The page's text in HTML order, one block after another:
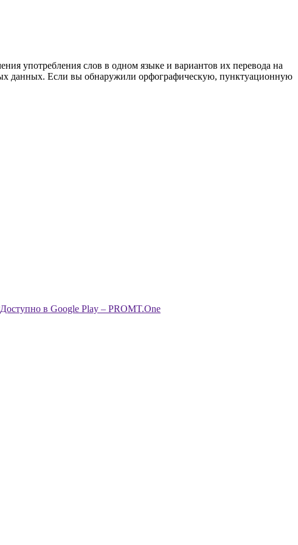
употребления слов в одном языке и вариантов их перевода на
данных. Если вы обнаружили орфографическую, пунктуационную